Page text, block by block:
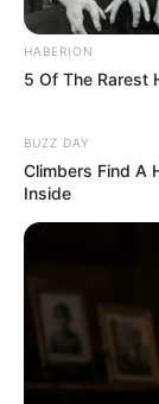
HABERION
5 Of The Rarest
BUZZ DAY
Climbers Find A
Inside